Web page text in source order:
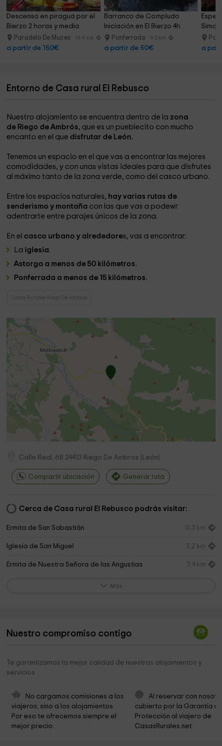
Descenso en piragua por el
Bierzo 2 horas y media
Paradela De Muces 19.4 km
a partir de 150€
Barranco de Compludo
Iniciación en El Bierzo 4h
Ponferrada 9.3 km
a partir de 50€
Sima
a
Entorno de Casa rural El Rebusco
Nuestro alojamiento se encuentra dentro de la zona
de Riego de Ambrós, que es un pueblecito con mucho
encanto en el que disfrutar de León.
Tenemos un espacio en el que vas a encontrar las mejores
comodidades, y con unas vistas ideales para que disfrutes
al máximo tanto de la zona verde, como del casco urbano.
Entre los espacios naturales, hay varias rutas de
senderismo y montaña con las que vas a podewr
adentrarte entre parajes únicos de la zona.
En el casco urbano y alrededores, vas a encontrar:
La iglesia.
Astorga a menos de 50 kilómetros.
Ponferrada a menos de 15 kilómetros.
Casas Rurales Riego De Ambros
Calle Real, 68 24413 Riego De Ambros ( León)
Compartir ubicación Generar ruta
Cerca de Casa rural El Rebusco podrás visitar:
Ermita de San Sabastián 0,3 km
Iglesia de San Miguel 3,2 km
Ermita de Nuestra Señora de las Angustias 3,4 km
Nogalon del Tio Eusebio 4,8 km
Iglesia de San Martín de Salas de los Barrios
Iglesia de Santa Colomba
Iglesia Barroca del Cristo de la Veracruz
Ermita de San Antonio Abad 6,2 km
Más
Nuestro compromiso contigo
Te garantizamos la mejor calidad de nuestros alojamientos y
servicios
No cargamos comisiones a los
viajeros, sino a los alojamientos.
Por eso te ofrecemos siempre el
mejor precio.
Al reservar con
cubierto por la Garantía
Protección al viajero de
CasasRurales.net